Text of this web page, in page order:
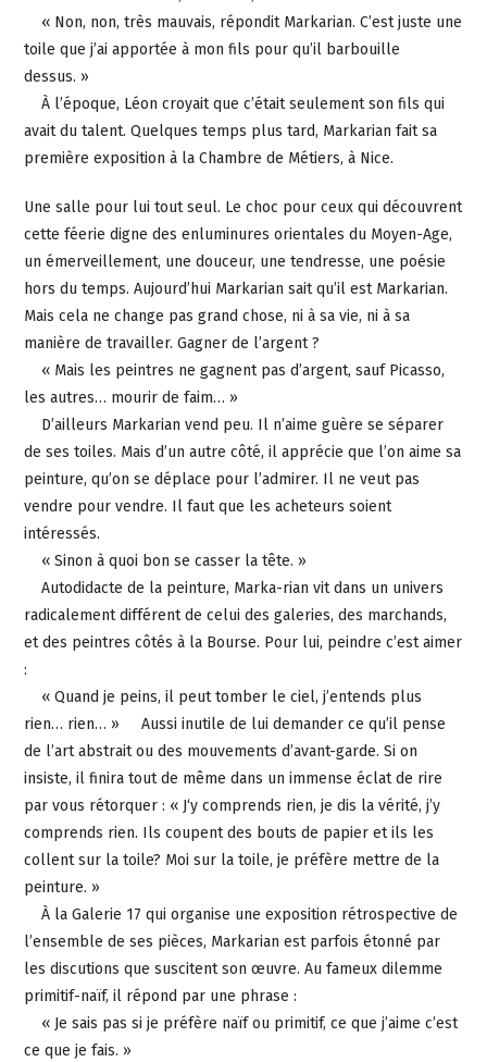
« Non, non, très mauvais, répondit Markarian. C’est juste une
toile que j’ai apportée à mon fils pour qu’il barbouille
dessus. »
À l’époque, Léon croyait que c’était seulement son fils qui
avait du talent. Quelques temps plus tard, Markarian fait sa
première exposition à la Chambre de Métiers, à Nice.
Une salle pour lui tout seul. Le choc pour ceux qui découvrent
cette féerie digne des enluminures orientales du Moyen-Age,
un émerveillement, une douceur, une tendresse, une poésie
hors du temps. Aujourd’hui Markarian sait qu’il est Markarian.
Mais cela ne change pas grand chose, ni à sa vie, ni à sa
manière de travailler. Gagner de l’argent ?
« Mais les peintres ne gagnent pas d’argent, sauf Picasso,
les autres… mourir de faim… »
D’ailleurs Markarian vend peu. Il n’aime guère se séparer
de ses toiles. Mais d’un autre côté, il apprécie que l’on aime sa
peinture, qu’on se déplace pour l’admirer. Il ne veut pas
vendre pour vendre. Il faut que les acheteurs soient
intéressés.
« Sinon à quoi bon se casser la tête. »
Autodidacte de la peinture, Marka-rian vit dans un univers
radicalement différent de celui des galeries, des marchands,
et des peintres côtés à la Bourse. Pour lui, peindre c’est aimer
:
« Quand je peins, il peut tomber le ciel, j’entends plus
rien… rien… » Aussi inutile de lui demander ce qu’il pense
de l’art abstrait ou des mouvements d’avant-garde. Si on
insiste, il finira tout de même dans un immense éclat de rire
par vous rétorquer : « J‘y comprends rien, je dis la vérité, j’y
comprends rien. Ils coupent des bouts de papier et ils les
collent sur la toile? Moi sur la toile, je préfère mettre de la
peinture. »
À la Galerie 17 qui organise une exposition rétrospective de
l’ensemble de ses pièces, Markarian est parfois étonné par
les discutions que suscitent son œuvre. Au fameux dilemme
primitif-naïf, il répond par une phrase :
« Je sais pas si je préfère naïf ou primitif, ce que j’aime c’est
ce que je fais. »